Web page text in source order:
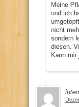
Meine
und ich
nicht
sondern
diesen.
Kann mir